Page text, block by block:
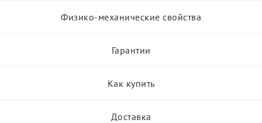
Физико-механические свойства
Гарантии
Как купить
Доставка